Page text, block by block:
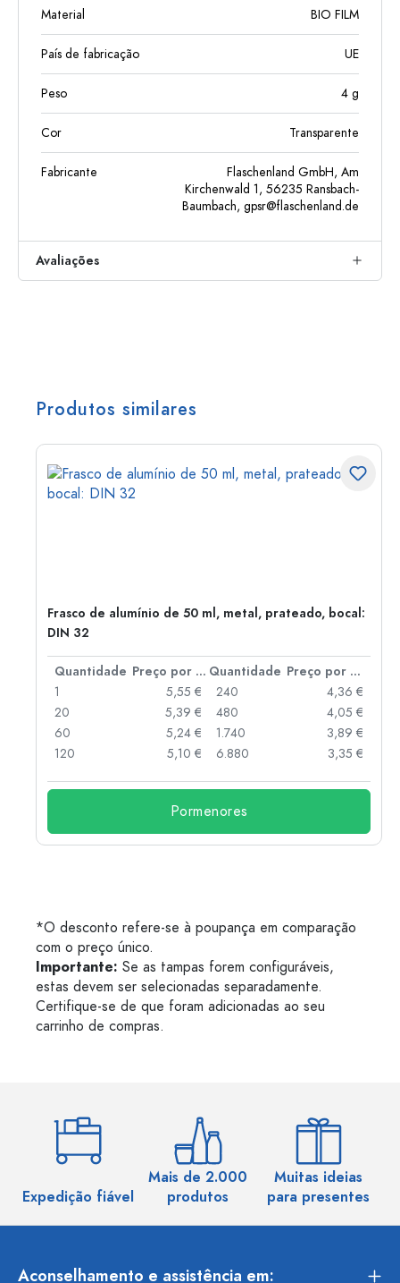
Material BIO FILM
País de fabricação UE
Peso 4 g
Cor Transparente
Fabricante
Flaschenland GmbH, Am
Kirchenwald 1, 56235 Ransbach-
Baumbach, gpsr@flaschenland.de
Avaliações
Produtos similares
Frasco de alumínio de 50 ml, metal, prateado, bocal:
DIN 32
Quantidade Preço por peça Quantidade
Preço por peça
1
5,55 €
20
5,39 €
60
5,24 €
120
5,10 €
240
4,36 €
480
4,05 €
1.740
3,89 €
6.880
3,35 €
Pormenores
*O desconto refere-se à poupança em comparação
com o preço único.
Importante: Se as tampas forem configuráveis,
estas devem ser selecionadas separadamente.
Certifique-se de que foram adicionadas ao seu
carrinho de compras.
Expedição fiável
Mais de 2.000
produtos
Muitas ideias
para presentes
Aconselhamento e assistência em: